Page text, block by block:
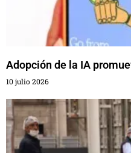
Adopción de la IA
10 julio 2026